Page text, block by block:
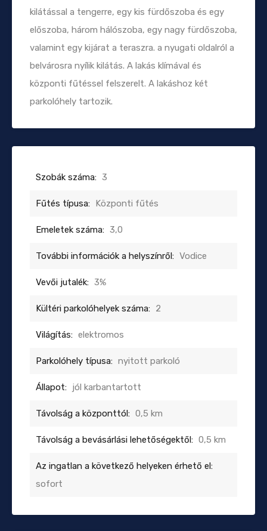
kilátással a tengerre, egy kis fürdőszoba és egy
előszoba, három hálószoba, egy nagy fürdőszoba,
valamint egy kijárat a teraszra. a nyugati oldalról a
belvárosra nyílik kilátás. A lakás klímával és
központi fűtéssel felszerelt. A lakáshoz két
parkolóhely tartozik.
Szobák száma: 3
Fűtés típusa: Központi fűtés
Emeletek száma: 3,0
További információk a helyszínről: Vodice
Vevői jutalék: 3%
Kültéri parkolóhelyek száma: 2
Világítás: elektromos
Parkolóhely típusa: nyitott parkoló
Állapot: jól karbantartott
Távolság a központtól: 0,5 km
Távolság a bevásárlási lehetőségektől: 0,5 km
Az ingatlan a következő helyeken érhető el:
sofort